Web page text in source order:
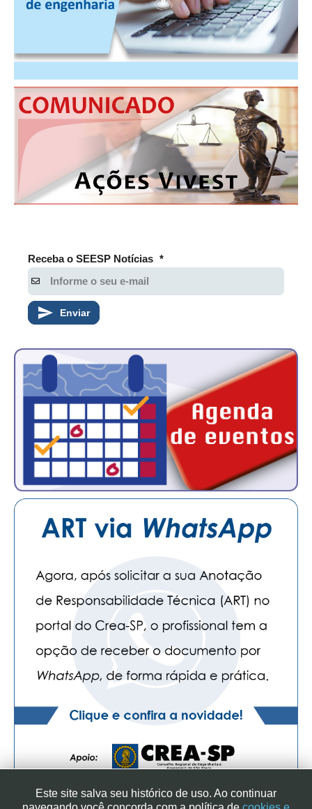
CADASTRO
NÚCLEO JOVEM
Receba o SEESP Notícias *
Enviar
Este site salva seu histórico de uso. Ao continuar